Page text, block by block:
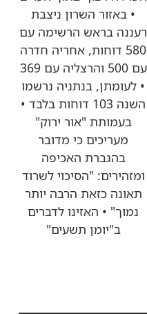
• באזור השרון ניצבת
רעננה בראש הרשימה עם
580 דוחות, אחריה חדרה
עם 500 והרצליה עם 369
• לעומתן, בנתניה נרשמו
השנה 103 דוחות בלבד •
בעמותת "אור ירוק"
מעריכים כי מדובר
בהגברת האכיפה
ומזהירים: "הסיכוי לשרוד
תאונה כזאת הרבה יותר
נמוך" • האזינו לדברים
ב"יומן תשעים"